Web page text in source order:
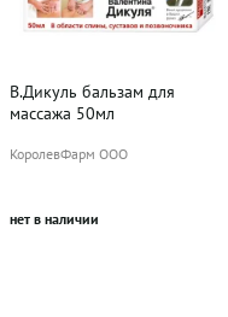
В.Дикуль бальзам для
массажа 50мл
КоролевФарм ООО
нет в наличии